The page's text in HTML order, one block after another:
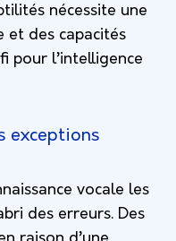
nécessite une
et des capacités
pour l’intelligence
exceptions
vocale les
des erreurs. Des